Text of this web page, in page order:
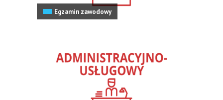
Egzamin zawodowy